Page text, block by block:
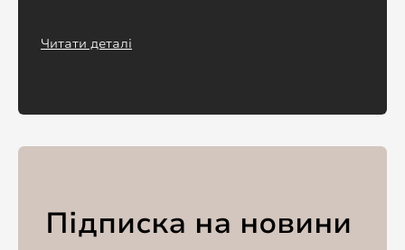
Читати деталі
Підписка на новини